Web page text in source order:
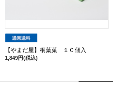
【やまだ屋】桐葉菓 １０個入
1,849円(税込)